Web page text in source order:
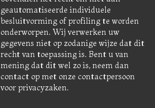
geautomatiseerde individuele
besluitvorming of profiling te worden
onderworpen. Wij verwerken uw
gegevens niet op zodanige wijze dat dit
recht van toepassing is. Bent u van
mening dat dit wel zo is, neem dan
contact op met onze contactpersoon
voor privacyzaken.